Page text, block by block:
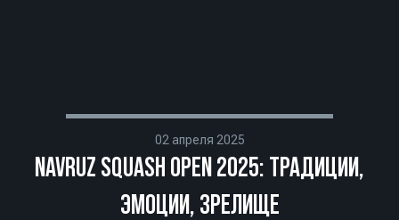
02 апреля 2025
NAVRUZ SQUASH OPEN 2025: ТРАДИЦИИ,
ЭМОЦИИ, ЗРЕЛИЩЕ